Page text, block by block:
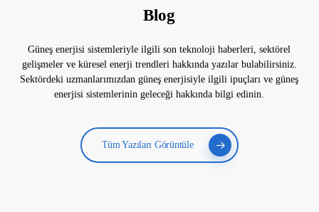
Blog
Güneş enerjisi sistemleriyle ilgili son teknoloji haberleri, sektörel
gelişmeler ve küresel enerji trendleri hakkında yazılar bulabilirsiniz.
Sektördeki uzmanlarımızdan güneş enerjisiyle ilgili ipuçları ve güneş
enerjisi sistemlerinin geleceği hakkında bilgi edinin.
Tüm Yazıları Görüntüle